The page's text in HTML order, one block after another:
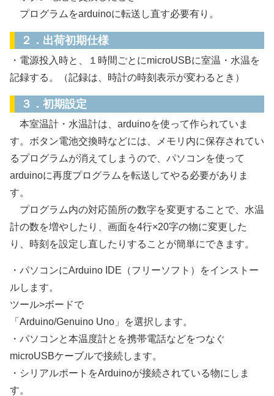
プログラムをarduinoに転送し直す必要有り。
２．出荷初期仕様
・電源投入時と、１時間ごとにmicroUSBに室温・水温を
記録する。（記録は、時計の時刻表示が変わるとき）
３．初期設定
本室温計・水温計は、arduinoを使って作られていま
す。ボタン電池交換時などには、メモリ内に保存されてい
るプログラムが消えてしまうので、パソコンを使って
arduinoに再度プログラムを転送してやる必要がありま
す。
プログラム内の対応箇所の数字を変更することで、水温
計の数を増やしたり、画面を4行×20字の物に変更した
り、時刻を設定し直したりすることが簡単にできます。
・パソコンにArduino IDE（フリーソフト）をインストー
ルします。
ツール>ボードで
「Arduino/Genuino Uno」を選択します。
・パソコンと本温度計とを携帯電話などをつなぐ
microUSBケーブルで接続します。
・シリアルポートをArduinoが接続されている物にしま
す。